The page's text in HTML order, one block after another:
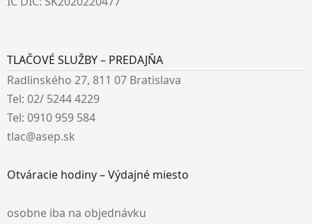
TLAČOVÉ SLUŽBY – PREDAJŇA
Radlinského 27, 811 07 Bratislava
Tel: 02/ 5244 4229
Tel: 0910 959 584
tlac@asep.sk
Otváracie hodiny – Výdajné miesto
osobne iba na objednávku